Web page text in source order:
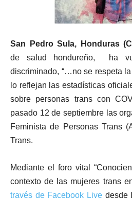
San Pedro Sula, Honduras
de salud hondureño, ha
discriminado, “…no se respeta
lo reflejan las estadísticas
sobre personas trans con
pasado 12 de septiembre las
Feminista de Personas Trans
Trans.
Mediante el foro vital
contexto de las mujeres trans
través de Facebook Live desde